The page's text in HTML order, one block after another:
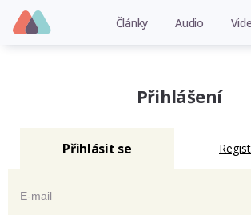
Články Audio
Přihlášení
Přihlásit se
E-mail